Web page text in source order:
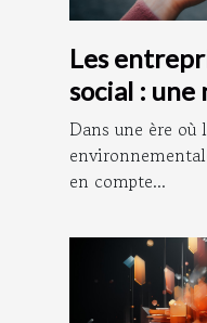
Les
social : une
dans le
Dans une ère
en compte...